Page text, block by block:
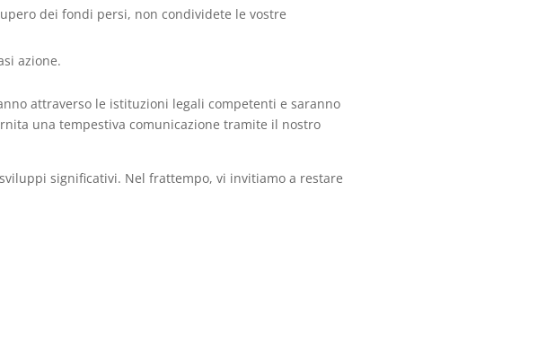
dei fondi persi, non condividete le vostre
azione.
attraverso le istituzioni legali competenti e saranno
una tempestiva comunicazione tramite il nostro
significativi. Nel frattempo, vi invitiamo a restare